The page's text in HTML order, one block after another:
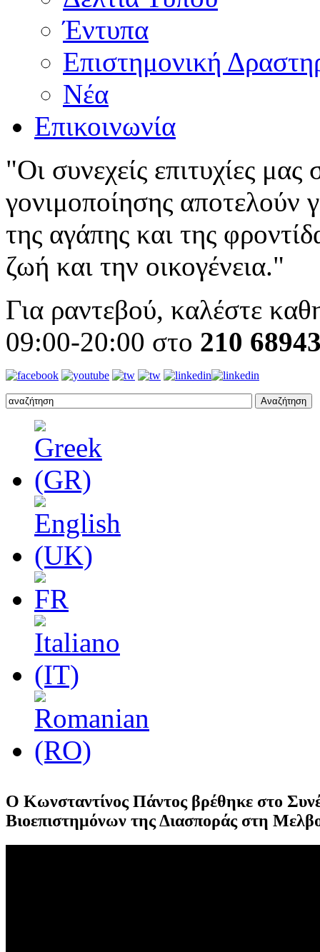
Έντυπα
Επιστημονική
Νέα
Επικοινωνία
"Οι συνεχείς επιτυχίες
γονιμοποίησης αποτελούν
της αγάπης και της
ζωή και την οικογένεια."
Για ραντεβού, καλέστε
09:00-20:00 στο 210
Ο Κωνσταντίνος Πάντος βρέθηκε στο
Βιοεπιστημόνων της Διασποράς στη